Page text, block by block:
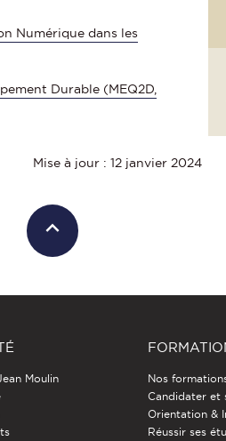
Numérique dans les
Durable (MEQ2D,
Mise à jour : 12 janvier 2024
Moulin
Nos
Candidater et
Orientation &
Réussir ses